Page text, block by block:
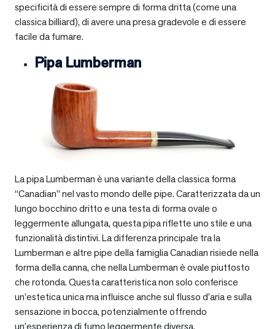
specificità di essere sempre di forma dritta (come una
classica billiard), di avere una presa gradevole e di essere
facile da fumare.
Pipa Lumberman
La pipa Lumberman è una variante della classica forma
“Canadian” nel vasto mondo delle pipe. Caratterizzata da un
lungo bocchino dritto e una testa di forma ovale o
leggermente allungata, questa pipa riflette uno stile e una
funzionalità distintivi. La differenza principale tra la
Lumberman e altre pipe della famiglia Canadian risiede nella
forma della canna, che nella Lumberman è ovale piuttosto
che rotonda. Questa caratteristica non solo conferisce
un’estetica unica ma influisce anche sul flusso d’aria e sulla
sensazione in bocca, potenzialmente offrendo
un’esperienza di fumo leggermente diversa.